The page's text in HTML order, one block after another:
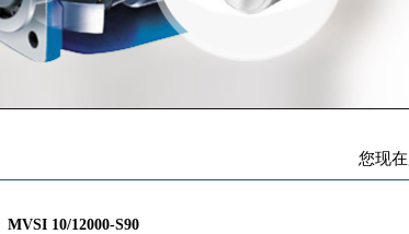
您现
MVSI 10/12000-S90